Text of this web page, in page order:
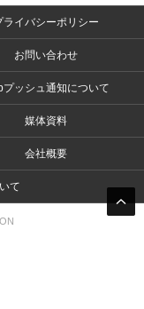
ライバシーポリシー
お問い合わせ
プッシュ通知について
媒体資料
会社概要
て